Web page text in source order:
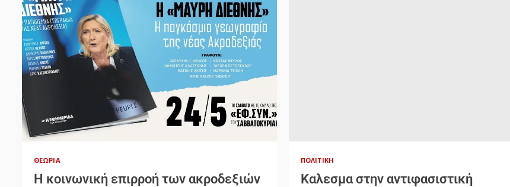
ΘΕΩΡΊΑ
Η κοινωνική επιρροή των ακροδεξιών
ΠΟΛΙΤΙΚΉ
Καλεσμα στην αντιφασιστική